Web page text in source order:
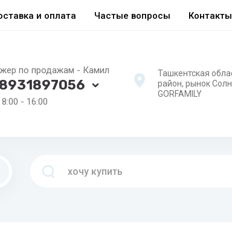
и оплата Частые вопросы Контакты
по продажам - Камил
- 16:00
Ташкентская
район, рынок
GORFAMILY